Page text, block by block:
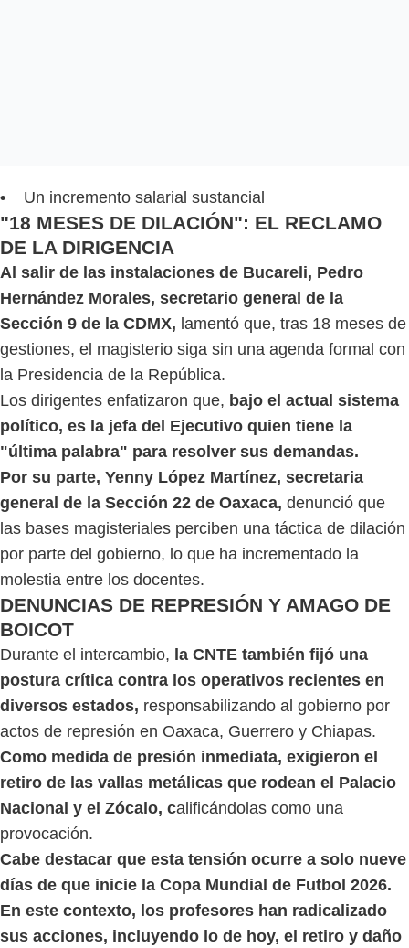
• Un incremento salarial sustancial
"18 MESES DE DILACIÓN": EL RECLAMO
DE LA DIRIGENCIA
Al salir de las instalaciones de Bucareli, Pedro
Hernández Morales, secretario general de la
Sección 9 de la CDMX, lamentó que, tras 18 meses de
gestiones, el magisterio siga sin una agenda formal con
la Presidencia de la República.
Los dirigentes enfatizaron que, bajo el actual sistema
político, es la jefa del Ejecutivo quien tiene la
"última palabra" para resolver sus demandas.
Por su parte, Yenny López Martínez, secretaria
general de la Sección 22 de Oaxaca, denunció que
las bases magisteriales perciben una táctica de dilación
por parte del gobierno, lo que ha incrementado la
molestia entre los docentes.
DENUNCIAS DE REPRESIÓN Y AMAGO DE
BOICOT
Durante el intercambio, la CNTE también fijó una
postura crítica contra los operativos recientes en
diversos estados, responsabilizando al gobierno por
actos de represión en Oaxaca, Guerrero y Chiapas.
Como medida de presión inmediata, exigieron el
retiro de las vallas metálicas que rodean el Palacio
Nacional y el Zócalo, calificándolas como una
provocación.
Cabe destacar que esta tensión ocurre a solo nueve
días de que inicie la Copa Mundial de Futbol 2026.
En este contexto, los profesores han radicalizado
sus acciones, incluyendo lo de hoy, el retiro y daño